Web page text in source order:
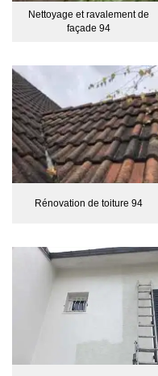
Nettoyage et ravalement de
façade 94
Rénovation de toiture 94